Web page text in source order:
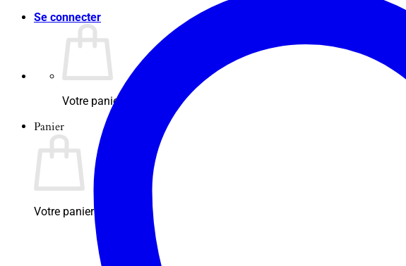
Se connecter
Votre panier est vide.
Panier
Votre panier est vide.